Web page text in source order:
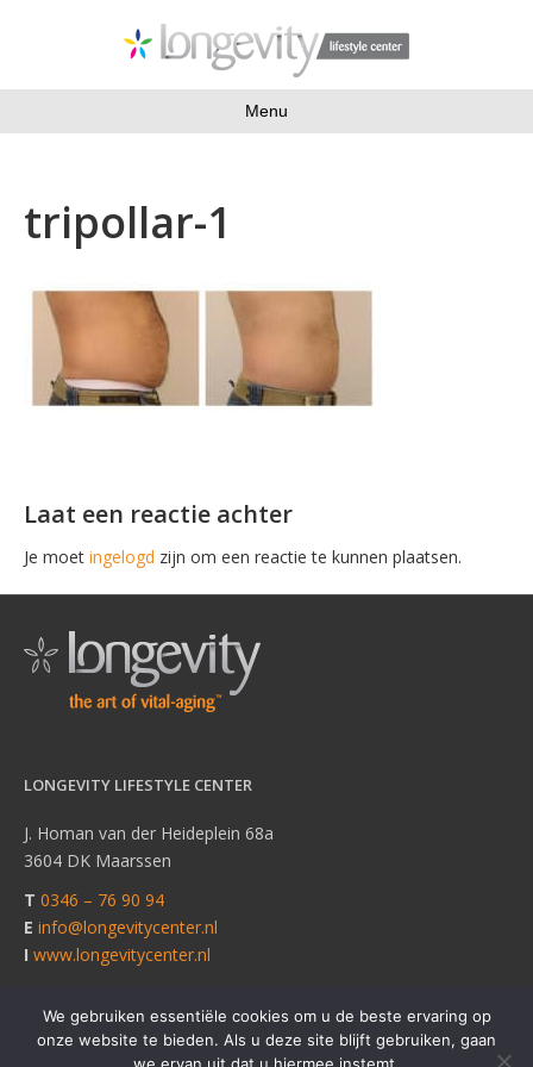
Menu
tripollar-1
Laat een reactie achter
Je moet ingelogd zijn om een reactie te kunnen plaatsen.
LONGEVITY LIFESTYLE CENTER
J. Homan van der Heideplein 68a
3604 DK Maarssen
T 0346 – 76 90 94
E info@longevitycenter.nl
I www.longevitycenter.nl
© Copyright Longevity Lifestyle Center |Powered byHogans Play
We gebruiken essentiële cookies om u de beste ervaring op
onze website te bieden. Als u deze site blijft gebruiken, gaan